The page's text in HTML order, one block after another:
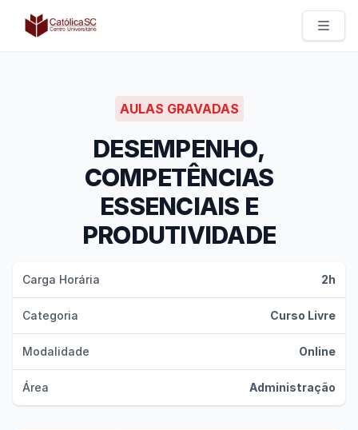
Católica SC | Experts
AULAS GRAVADAS
DESEMPENHO,
COMPETÊNCIAS
ESSENCIAIS E
PRODUTIVIDADE
Carga Horária 2h
Categoria Curso Livre
Modalidade Online
Área Administração